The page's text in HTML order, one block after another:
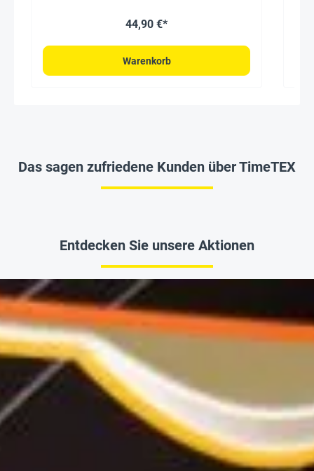
44,90 €*
Warenkorb
Das sagen zufriedene Kunden über TimeTEX
Entdecken Sie unsere Aktionen